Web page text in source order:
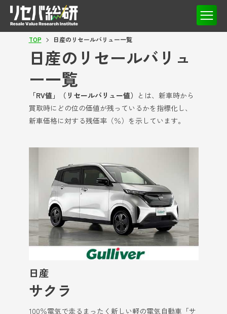
TOP 日産のリセールバリュー一覧
日産のリセールバリュ
ー一覧
「RV値」（リセールバリュー値） とは、新車時から
買取時にどの位の価値が残っているかを指標化し、
新車価格に対する残価率（％）を示しています。
日産
サクラ
100％電気で走るまったく新しい軽の電気自動車「サ